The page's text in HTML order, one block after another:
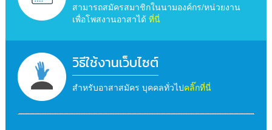
สามารถสมัครสมาชิกในนามองค์กร/หน่วยงาน
เพื่อโพสงานอาสาได้ ที่นี่
วิธีใช้งานเว็บไซต์
สำหรับอาสาสมัคร บุคคลทั่วไปคลิ๊กที่นี่